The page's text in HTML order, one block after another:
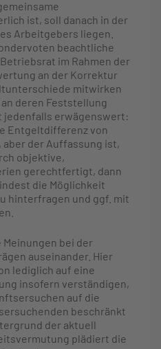
ist, soll danach in der
Arbeitgebers liegen.
beachtliche
im Rahmen der
an der Korrektur
mitwirken
deren Feststellung
jedenfalls erwägenswert:
Entgeltdifferenz von
der Auffassung ist,
objektive,
gerechtfertigt, dann
die Möglichkeit
hinterfragen und ggf. mit
bei der
auseinander. Hier
lediglich auf eine
insofern verständigen,
auf die
beschränkt
der aktuell
plädiert die